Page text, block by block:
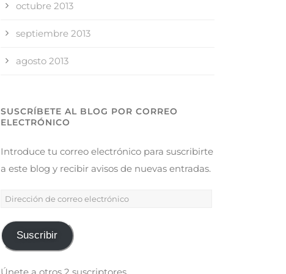
octubre 2013
septiembre 2013
agosto 2013
SUSCRÍBETE AL BLOG POR CORREO
ELECTRÓNICO
Introduce tu correo electrónico para suscribirte
a este blog y recibir avisos de nuevas entradas.
Suscribir
Únete a otros 2 suscriptores